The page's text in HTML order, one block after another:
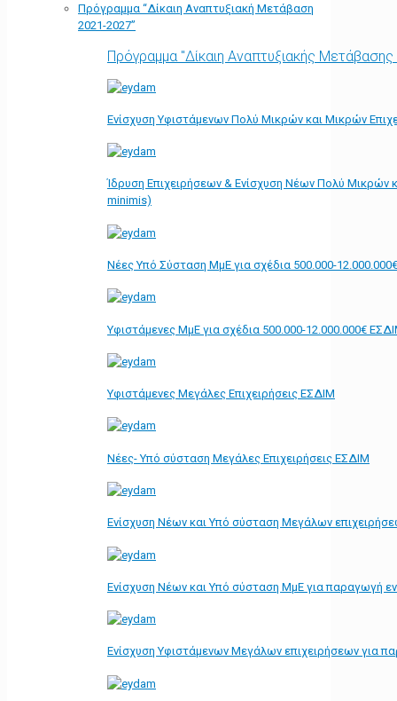
Πρόγραμμα “Δίκαιη Αναπτυξιακή Μετάβαση
2021-2027”
Πρόγραμμα "Δίκαιη Αναπτυξιακής
Ενίσχυση Υφιστάμενων Πολύ Μικρών και Μικρών
Ίδρυση Επιχειρήσεων & Ενίσχυση Νέων Πολύ Μικρών
minimis)
Νέες Υπό Σύσταση ΜμΕ για σχέδια 500.000-
Υφιστάμενες ΜμΕ για σχέδια 500.000-12.000.000€
Υφιστάμενες Μεγάλες Επιχειρήσεις ΕΣΔΙΜ
Νέες- Υπό σύσταση Μεγάλες Επιχειρήσεις ΕΣΔΙΜ
Ενίσχυση Νέων και Υπό σύσταση Μεγάλων
Ενίσχυση Νέων και Υπό σύσταση ΜμΕ για παραγωγή
Ενίσχυση Υφιστάμενων Μεγάλων επιχειρήσεων για